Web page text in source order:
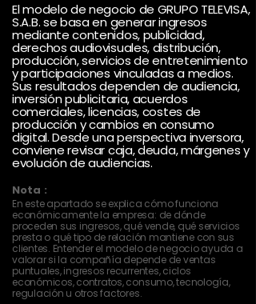
El modelo de negocio de GRUPO TELEVISA,
S.A.B. se basa en generar ingresos
mediante contenidos, publicidad,
derechos audiovisuales, distribución,
producción, servicios de entretenimiento
y participaciones vinculadas a medios.
Sus resultados dependen de audiencia,
inversión publicitaria, acuerdos
comerciales, licencias, costes de
producción y cambios en consumo
digital. Desde una perspectiva inversora,
conviene revisar caja, deuda, márgenes y
evolución de audiencias.
Nota :
En este apartado se explica cómo funciona
económicamente la empresa: de dónde
proceden sus ingresos, qué vende, qué servicios
presta o qué tipo de relación mantiene con sus
clientes. Entender el modelo de negocio ayuda a
valorar si la compañía depende de ventas
puntuales, ingresos recurrentes, ciclos
económicos, contratos, consumo, tecnología,
regulación u otros factores.